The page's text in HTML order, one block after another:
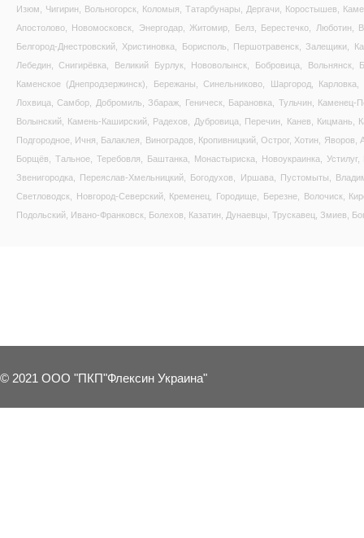
Изюм, Чигирин, Вольногорск, Коломыя, Татарбунары, Дергачи, Коростышев,
Апостолово, Новомосковск, Энергодар, Житомир, Белз, Берестечко,
Белгород-Днестровский, Христиновка, Борисполь, Першотравенск, Залещики,
Лебедин, Снигирёвка, Великий Бурлук, Нововолынск, Бобровица,
Каменское (Днепродзержинск), Бережаны, Синельниково, Шаргород,
Лохвица, Самбор, Добромиль, Збараж, Геническ, Барановка, Тульчин,
Волынский, Камень-Каширский, Радехов, Дубровица, Перечин, Канев,
Подгородное, Ичня, Балаклея, Виноградов, Кропивницкий, Острог, Хотин,
Борщёв, Тальное, Теребовля, Баштанка, Монастыриска, Новоукраинка,
Звенигородка, Переяслав-Хмельницкий, Богодухов, Иршава, Пустомыты,
Светловодск, Новгород-Северский, Кременец, Городище, Березне, Волочиск,
Подольский, Ивано-Франковск, Болехов, Казатин, Дунаевцы, Трускавец, Змиев,
© 2021 ООО "ПКП"Флексин Украина"